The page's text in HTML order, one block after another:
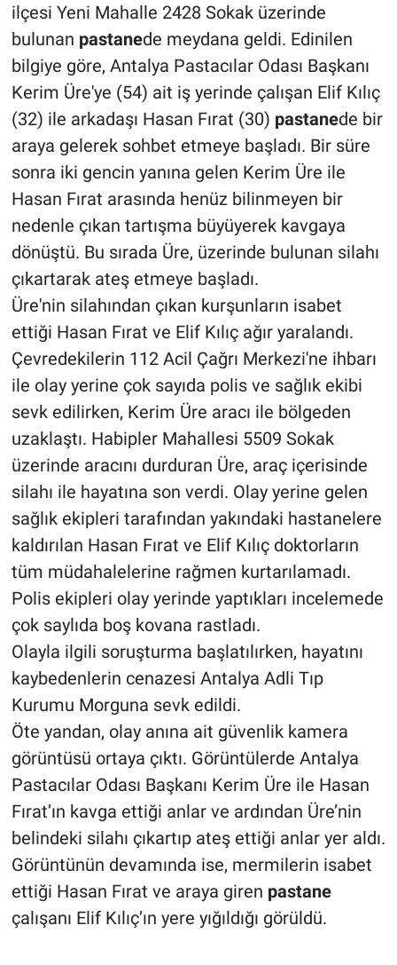
ilçesi Yeni Mahalle 2428 Sokak üzerinde
bulunan pastanede meydana geldi. Edinilen
bilgiye göre, Antalya Pastacılar Odası Başkanı
Kerim Üre'ye (54) ait iş yerinde çalışan Elif Kılıç
(32) ile arkadaşı Hasan Fırat (30) pastanede bir
araya gelerek sohbet etmeye başladı. Bir süre
sonra iki gencin yanına gelen Kerim Üre ile
Hasan Fırat arasında henüz bilinmeyen bir
nedenle çıkan tartışma büyüyerek kavgaya
dönüştü. Bu sırada Üre, üzerinde bulunan silahı
çıkartarak ateş etmeye başladı.
Üre'nin silahından çıkan kurşunların isabet
ettiği Hasan Fırat ve Elif Kılıç ağır yaralandı.
Çevredekilerin 112 Acil Çağrı Merkezi'ne ihbarı
ile olay yerine çok sayıda polis ve sağlık ekibi
sevk edilirken, Kerim Üre aracı ile bölgeden
uzaklaştı. Habipler Mahallesi 5509 Sokak
üzerinde aracını durduran Üre, araç içerisinde
silahı ile hayatına son verdi. Olay yerine gelen
sağlık ekipleri tarafından yakındaki hastanelere
kaldırılan Hasan Fırat ve Elif Kılıç doktorların
tüm müdahalelerine rağmen kurtarılamadı.
Polis ekipleri olay yerinde yaptıkları incelemede
çok saylıda boş kovana rastladı.
Olayla ilgili soruşturma başlatılırken, hayatını
kaybedenlerin cenazesi Antalya Adli Tıp
Kurumu Morguna sevk edildi.
Öte yandan, olay anına ait güvenlik kamera
görüntüsü ortaya çıktı. Görüntülerde Antalya
Pastacılar Odası Başkanı Kerim Üre ile Hasan
Fırat’ın kavga ettiği anlar ve ardından Üre’nin
belindeki silahı çıkartıp ateş ettiği anlar yer aldı.
Görüntünün devamında ise, mermilerin isabet
ettiği Hasan Fırat ve araya giren pastane
çalışanı Elif Kılıç’ın yere yığıldığı görüldü.